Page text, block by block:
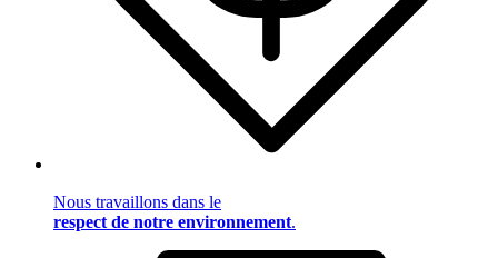
Nous travaillons dans le
respect de notre environnement.